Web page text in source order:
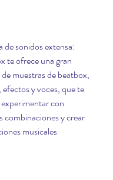
de sonidos extensa:
te ofrece una gran
muestras de beatbox,
efectos y voces, que te
con
combinaciones y crear
musicales